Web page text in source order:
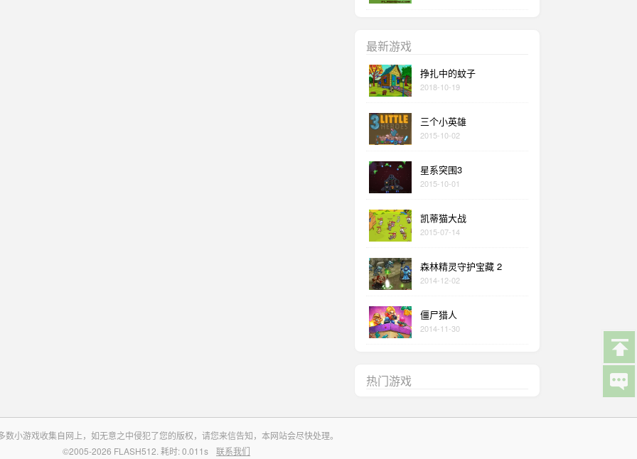
最新游戏
挣扎中的蚊子
2018-10-19
三个小英雄
2015-10-02
星系突围3
2015-10-01
凯蒂猫大战
2015-07-14
森林精灵守护宝藏 2
2014-12-02
僵尸猎人
2014-11-30
热门游戏
数小游戏收集自网上，如无意之中侵犯了您的版权，请您来信告知，本网站会尽快处理。
©2005-2026 FLASH512. 耗时: 0.011s
联系我们